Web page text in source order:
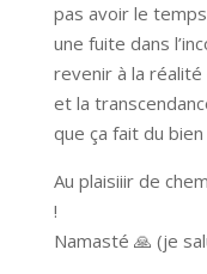
pas avoir le
une fuite dans
revenir à la réalité
et la
que ça fait du bien
Au plaisiiir de
!
Namasté 🙏 (je